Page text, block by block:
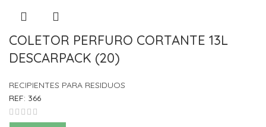
COLETOR PERFURO CORTANTE 13L
DESCARPACK (20)
RECIPIENTES PARA RESIDUOS
REF: 366